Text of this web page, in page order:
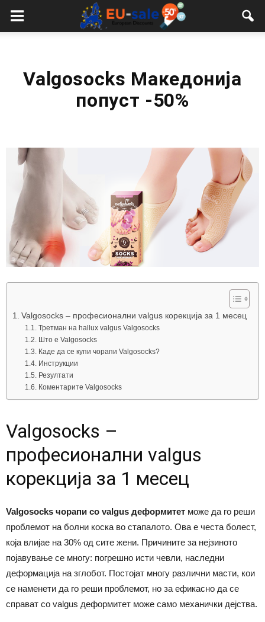
European
Valgosocks Македонија
попуст -50%
Valgosocks – професионални valgus корекција за 1 месец
Третман на hallux valgus Valgosocks
Што е Valgosocks
Каде да се купи чорапи Valgosocks?
Инструкции
Резултати
Коментарите Valgosocks
Valgosocks –
професионални valgus
корекција за 1 месец
Valgosocks чорапи со valgus деформитет може да го реши
проблемот на болни коска во стапалото. Ова е честа болест,
која влијае на 30% од сите жени. Причините за нејзиното
појавување се многу: погрешно исти чевли, наследни
деформација на зглобот. Постојат многу различни масти, кои
се наменети да го реши проблемот, но за ефикасно да се
справат со valgus деформитет може само механички дејства.